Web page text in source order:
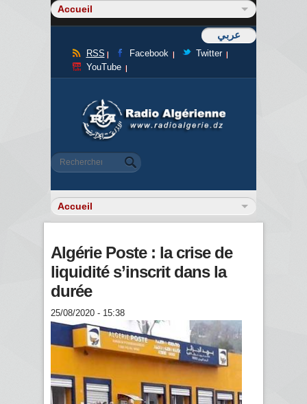
عربي
RSS Facebook
Twitter
YouTube
Formulaire de recherche
Rechercher
Algérie Poste : la crise de
liquidité s’inscrit dans la
durée
25/08/2020 - 15:38